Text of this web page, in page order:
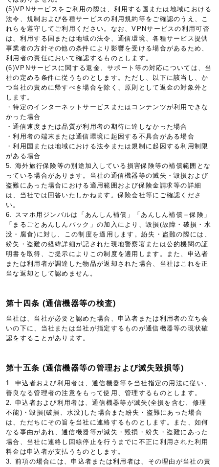
(5)VPNサービスをご利用の際は、利用する国または地域における
法令、規制および各種サービスの利用規約等をご確認のうえ、こ
れらを遵守してご利用ください。なお、VPNサービスの利用可否
は、利用する国または地域の法令、通信環境、各種サービス提供
事業者の方針その他の条件により影響を受ける場合があるため、
利用者の責任において確認するものとします。
(6)VPNサービスに関する返金、サポート等の対応については、当
社の定める条件に従うものとします。ただし、以下に該当し、か
つ当社の責めに帰すべき場合を除く、原則として返金の対象外と
します。
・特定のインターネットサービスまたはコンテンツが利用できな
かった場合
・通信速度または品質が利用者の期待に達しなかった場合
・利用者の端末または通信環境に起因する不具合がある場合
・利用国または地域における法令または規制に起因する利用制限
がある場合
5. 海外旅行保険等の別途加入している損害保険等の補償範囲とな
っている場合があります。当社の通信機器等の滅失・毀損および
盗難にあった場合における適用範囲および保険金請求等の詳細
は、当社では回答いたしかねます。保険会社等にご確認くださ
い。
6. スマホ用ジンバルは「あんしん補償」「あんしん補償＋保険」
「まるごとあんしんパック」の加入により、毀損(故障・破損・水
没・腐食)に対し、この制度を適用します。紛失・盗難の際には、
紛失・盗難の経緯詳細が記された現地警察署または公的機関の証
明書を取得、ご提示によりこの制度を適用します。また、申込者
または利用者が調達した物品が返却された場合、当社はこれを正
当な返却として認めません。
第十四条 (通信機器等の検査)
当社は、当社が必要と認めた場合、申込者または利用者の立ち会
いの下に、当社または当社が指定するものが通信機器等の現状確
認をすることがあります。
第十五条 (通信機器等の管理および滅失毀損等)
1. 申込者および利用者は、通信機器等を当社指定の用法に従い、
善良なる管理者の注意をもって使用、管理するものとします。
2. 申込者および利用者は、通信機器等が滅失(全損を含む、修理
不能)・毀損(破損、水没)した場合また紛失・盗難にあった場合
は、ただちにその旨を当社に連絡するものとします。また、如何
なる事由があれ、通信機器等が滅失・毀損・紛失・盗難にあった
場合、当社に連絡し回線停止を行うまでに不正に利用された利用
料金は申込者が支払うものとします。
3. 前項の場合には、申込者または利用者は、その理由が当社の責